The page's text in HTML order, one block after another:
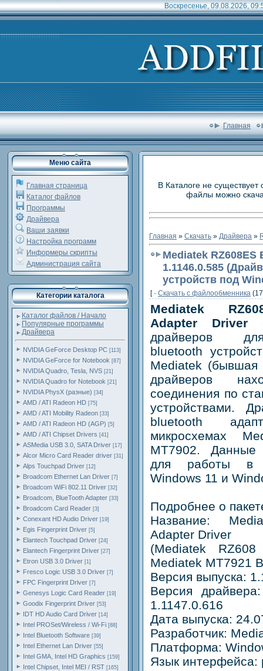
Воскресенье, 09.08.2026,
Главная
Меню сайта
Главная страница
Каталог файлов
Программы
Драйвера
Ваши заявки
Настройка программ
Информеры скрипты
Администрация сайта
Категории каталога
Каталог файлов / Начало
Популярные программы
Драйвера
NVIDIA GeForce Desktop PC [113]
NVIDIA GeForce for Notebook [87]
NVIDIA Quadro, Tesla, NVS [21]
NVIDIA Quadro for Notebook [21]
NVIDIA PhysX (разные) [34]
AMD / ATI Radeon HD [75]
AMD / ATI Mobility Radeon [33]
AMD / ATI Radeon HD (AGP) [5]
AMD / ATI Chipset Drivers [41]
ASMedia USB 3.0, SATA Driver [17]
Alcor Micro Card Reader driver [31]
Alps Touchpad Driver [12]
Broadcom Ethernet Lan Driver [7]
Broadcom WiFi 802.11 Driver [32]
Broadcom, BlueTooth Adapter [33]
Broadcom Card Reader [3]
Conexant HD Audio Driver [19]
Egis Fingerprint Driver [5]
Elantech Touchpad Driver [24]
Elantech Fingerprint Driver [27]
Etron USB 3.0 Driver [1]
Fresco Logic USB 3.0 Driver [7]
FPC Fingerprint Driver [7]
Genesys Logic Card Reader [19]
Goodix Fingerprint Driver [53]
IDT HD Audio Card Driver [14]
Intel PROSet/Wireless / Wi-Fi [88]
Intel Bluetooth Software [39]
Intel Ethernet Lan Driver [55]
Intel GMA, Intel HD Graphics [159]
Intel Chipset, Intel MEI / RST [165]
В Каталоге не
файлы можно
Главная » Скачать » Драйвера »
Mediatek
1.1146.0.585
устройств под
[ · Скачать c файлообменника
Mediatek
Adapter Driver-
драйверов
bluеtooth
Mediatek (бывшая
драйверов
соединения по
устройствами.
bluetooth
микросхемах
MT7902. Данные
для работы в
Windows 11 и
Подробнее о
Название:
Adapter Driver
(Mediatek
Mediatek MT7921
Версия выпуска:
Версия
1.1147.0.616
Дата выпуска:
Разработчик:
Платформа:
Язык интерфейса: